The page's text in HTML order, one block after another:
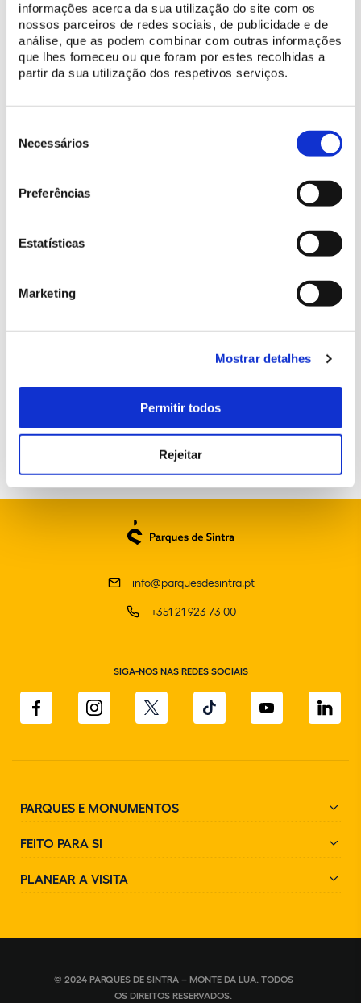
informações acerca da sua utilização do site com os
nossos parceiros de redes sociais, de publicidade e de
análise, que as podem combinar com outras informações
que lhes forneceu ou que foram por estes recolhidas a
partir da sua utilização dos respetivos serviços.
Necessários
Preferências
Estatísticas
Marketing
Mostrar detalhes
Permitir todos
Rejeitar
Osingressospara os espetáculos podem ser adquiridos na
bilheteira onlineda Parques de Sintra ou nasbilheteiras físicas
dos espaços administrados pela empresa.
CONSULTE AQUI O PROGRAMA COMPLETO DA
TEMPORADA DE MÚSICA 2022
info@parquesdesintra.pt
+351 21 923 73 00
SIGA-NOS NAS REDES SOCIAIS
PARQUES E MONUMENTOS
FEITO PARA SI
PLANEAR A VISITA
© 2024 PARQUES DE SINTRA – MONTE DA LUA. TODOS
OS DIREITOS RESERVADOS.